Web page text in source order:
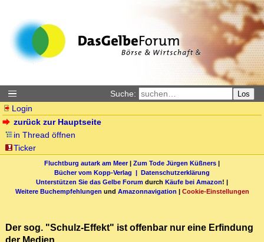
Suche: Los
Login
zurück zur Hauptseite
in Thread öffnen
Ticker
Fluchtburg autark am Meer| Zum Tode Jürgen Küßners |
Bücher vom Kopp-Verlag | Datenschutzerklärung
Unterstützen Sie das Gelbe Forum durch Käufe bei Amazon! |
Weitere Buchempfehlungen und Amazonnavigation | Cookie-Einstellungen
Der sog. "Schulz-Effekt" ist offenbar nur eine Erfindung